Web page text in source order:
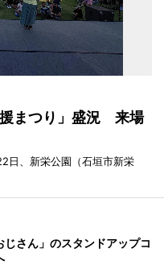
まつり」盛況 来場
日、新栄公園（石垣市新栄
さん」のスタンドアップコ